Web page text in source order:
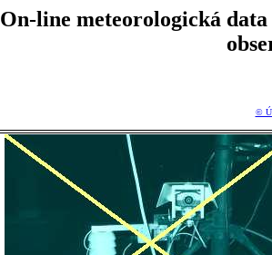
On-line meteorologická
©